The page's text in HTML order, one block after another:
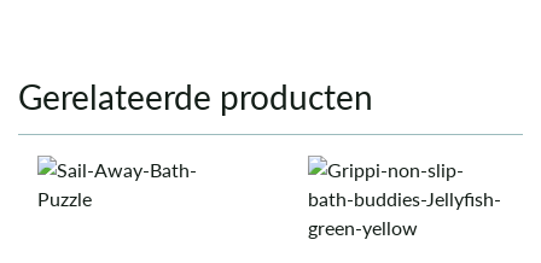
Gerelateerde producten